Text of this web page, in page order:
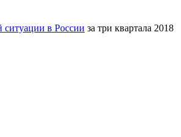
ситуации в России за три квартала 2018